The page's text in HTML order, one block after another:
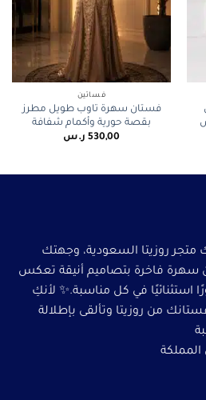
فساتين
فستان سهرة تاوب طويل مطرز
بقصة حورية وأكمام شفافة
530,00 ر.س
متجر روزيتا السعودية، وجهتك
سهرة فاخرة بتصاميم أنيقة تعكس
في كل مناسبة.✨ لأنكِ
من روزيتا وتألقى بإطلالة